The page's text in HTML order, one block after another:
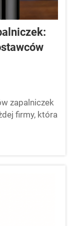
zapalniczek
firmy, która
to